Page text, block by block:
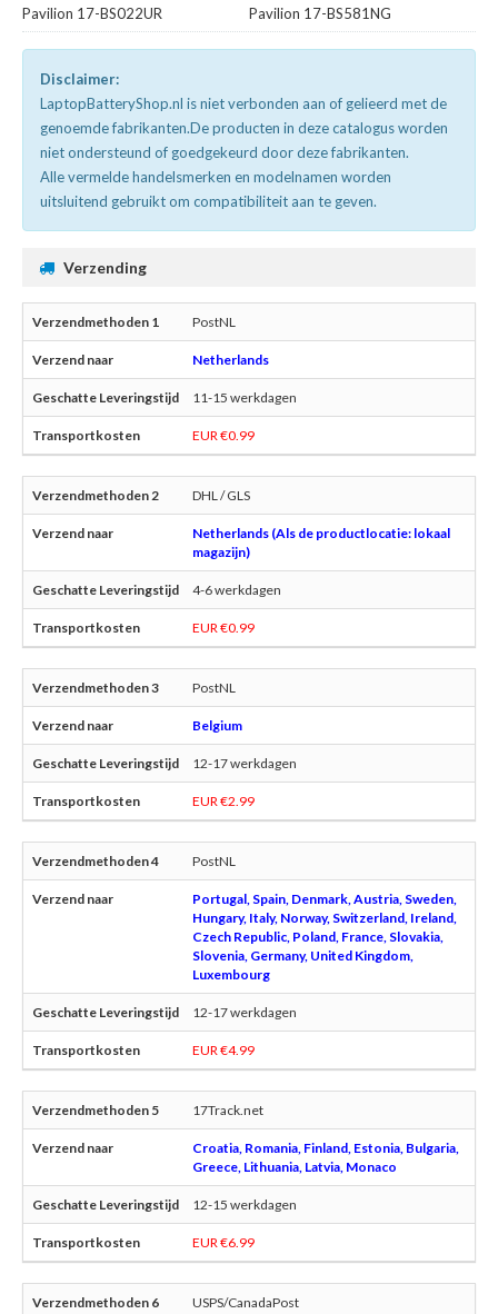
Pavilion 17-BS022UR
Pavilion 17-BS581NG
Disclaimer:
LaptopBatteryShop.nl is niet verbonden aan of gelieerd met de
genoemde fabrikanten.De producten in deze catalogus worden
niet ondersteund of goedgekeurd door deze fabrikanten.
Alle vermelde handelsmerken en modelnamen worden
uitsluitend gebruikt om compatibiliteit aan te geven.
Verzending
PostNL
Netherlands
11-15 werkdagen
EUR €0.99
DHL / GLS
Netherlands (Als de productlocatie: lokaal
magazijn)
4-6 werkdagen
EUR €0.99
PostNL
Belgium
12-17 werkdagen
EUR €2.99
PostNL
Portugal, Spain, Denmark, Austria, Sweden,
Hungary, Italy, Norway, Switzerland, Ireland,
Czech Republic, Poland, France, Slovakia,
Slovenia, Germany, United Kingdom,
Luxembourg
12-17 werkdagen
EUR €4.99
17Track.net
Croatia, Romania, Finland, Estonia, Bulgaria,
Greece, Lithuania, Latvia, Monaco
12-15 werkdagen
EUR €6.99
USPS/CanadaPost